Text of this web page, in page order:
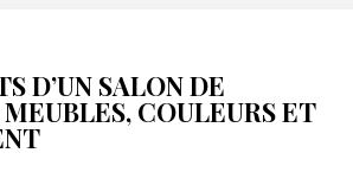
D’UN SALON DE
COULEURS ET